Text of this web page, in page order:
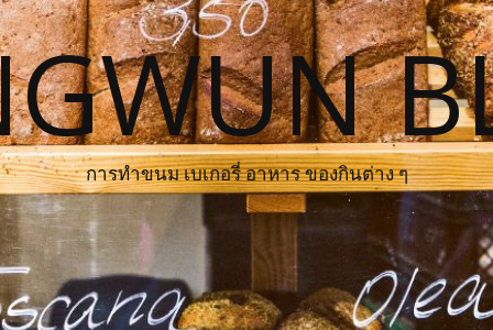
การทำขนม เบเกอรี่ อาหาร ของกินต่าง ๆ